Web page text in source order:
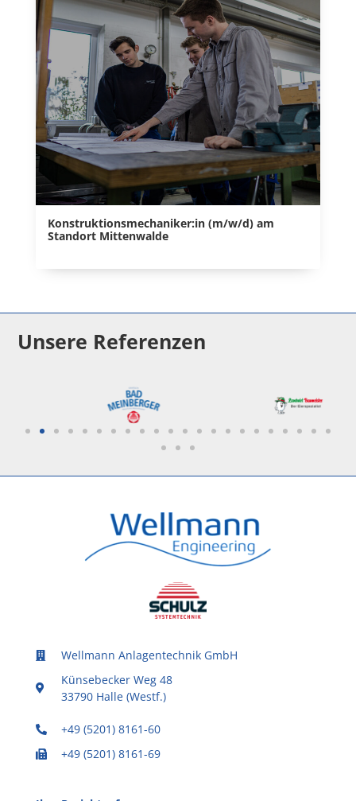
Konstruktionsmechaniker:in (m/w/d) am
Standort Mittenwalde
Unsere Referenzen
Wellmann Anlagentechnik GmbH
Künsebecker Weg 48
33790 Halle (Westf.)
+49 (5201) 8161-60
+49 (5201) 8161-69